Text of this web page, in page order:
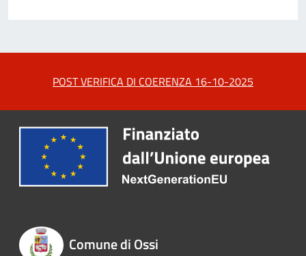
POST VERIFICA DI COERENZA 16-10-2025
Comune di Ossi